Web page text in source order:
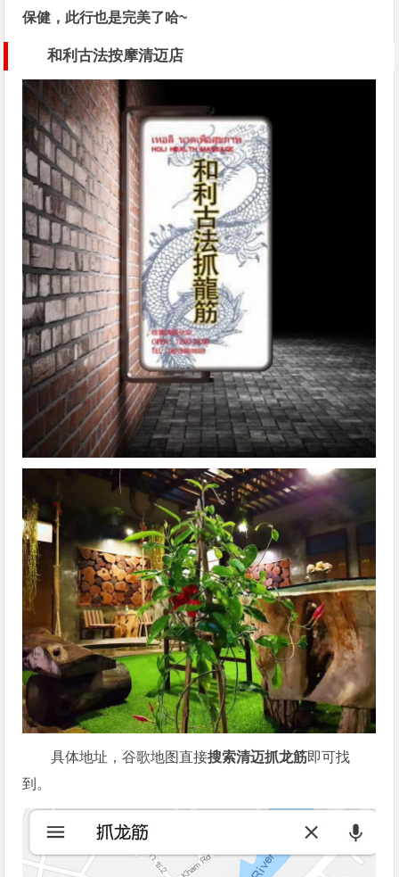
保健，此行也是完美了哈~
和利古法按摩清迈店
具体地址，谷歌地图直接搜索清迈抓龙筋即可找
到。